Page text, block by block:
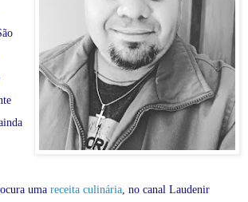
uma receita culinária , no canal Laudenir